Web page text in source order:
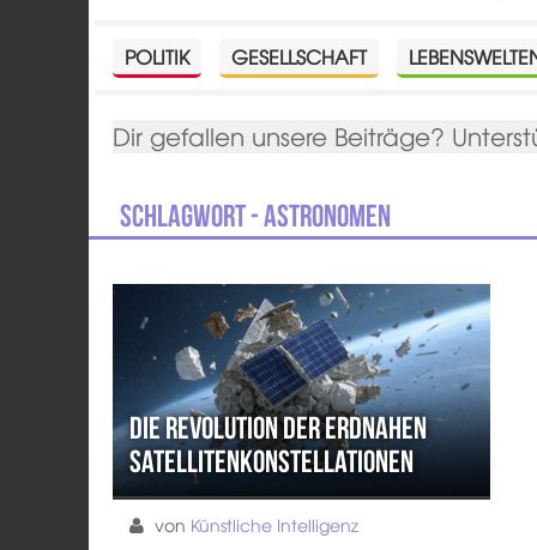
POLITIK GESELLSCHAFT
Dir gefallen unsere Beiträge?
Schlagwort - Astronomen
Die Revolution der erdnahen
Satellitenkonstellationen
von Künstliche Intelligenz